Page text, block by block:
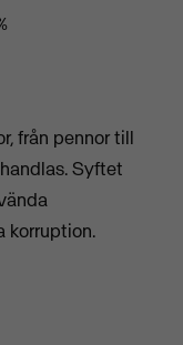
från pennor till
Syftet
korruption.